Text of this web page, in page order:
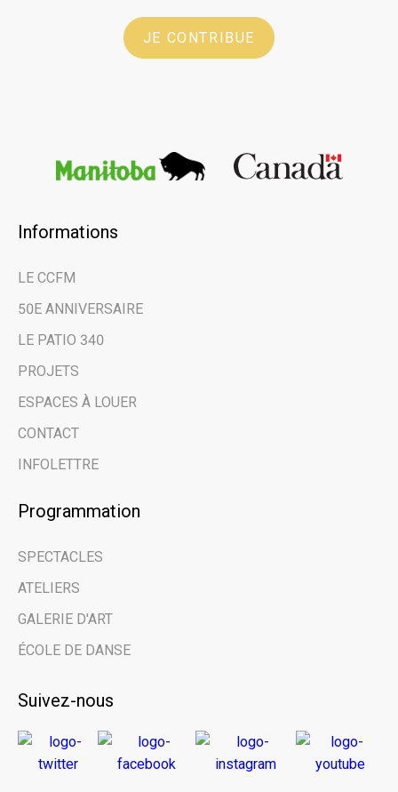
JE CONTRIBUE
Informations
LE CCFM
50E ANNIVERSAIRE
LE PATIO 340
PROJETS
ESPACES À LOUER
CONTACT
INFOLETTRE
Programmation
SPECTACLES
ATELIERS
GALERIE D'ART
ÉCOLE DE DANSE
Suivez-nous
Restez au courant
des dernières
nouvelles et des
évènements à venir
grâce à notre
infolettre.
Email address
Prénom | First Name
Nom de famille | Last Name
organization